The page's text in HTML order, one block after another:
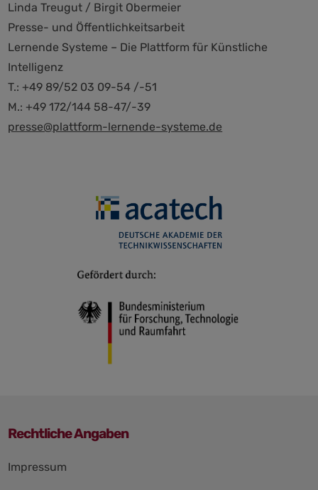
Linda Treugut / Birgit Obermeier
Presse- und Öffentlichkeitsarbeit
Lernende Systeme – Die Plattform für Künstliche
Intelligenz
T.: +49 89/52 03 09-54 /-51
M.: +49 172/144 58-47/-39
presse@plattform-lernende-systeme.de
Rechtliche Angaben
überspringen
Impressum